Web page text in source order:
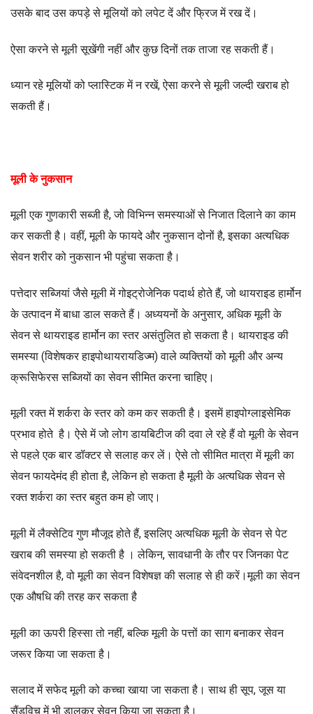
उसके बाद उस कपड़े से मूलियों को लपेट दें और फ्रिज में रख दें।
ऐसा करने से मूली सूखेंगी नहीं और कुछ दिनों तक ताजा रह सकती हैं।
ध्यान रहे मूलियों को प्लास्टिक में न रखें, ऐसा करने से मूली जल्दी खराब हो
सकती हैं।
मूली के नुकसान
मूली एक गुणकारी सब्जी है, जो विभिन्न समस्याओं से निजात दिलाने का काम
कर सकती है। वहीं, मूली के फायदे और नुकसान दोनों है, इसका अत्यधिक
सेवन शरीर को नुकसान भी पहुंचा सकता है।
पत्तेदार सब्जियां जैसे मूली में गोइट्रोजेनिक पदार्थ होते हैं, जो थायराइड हार्मोन
के उत्पादन में बाधा डाल सकते हैं। अध्ययनों के अनुसार, अधिक मूली के
सेवन से थायराइड हार्मोन का स्तर असंतुलित हो सकता है। थायराइड की
समस्या (विशेषकर हाइपोथायरायडिज्म) वाले व्यक्तियों को मूली और अन्य
क्रूसिफेरस सब्जियों का सेवन सीमित करना चाहिए।
मूली रक्त में शर्करा के स्तर को कम कर सकती है। इसमें हाइपोग्लाइसेमिक
प्रभाव होते है। ऐसे में जो लोग डायबिटीज की दवा ले रहे हैं वो मूली के सेवन
से पहले एक बार डॉक्टर से सलाह कर लें। ऐसे तो सीमित मात्रा में मूली का
सेवन फायदेमंद ही होता है, लेकिन हो सकता है मूली के अत्यधिक सेवन से
रक्त शर्करा का स्तर बहुत कम हो जाए।
मूली में लैक्सेटिव गुण मौजूद होते हैं, इसलिए अत्यधिक मूली के सेवन से पेट
खराब की समस्या हो सकती है । लेकिन, सावधानी के तौर पर जिनका पेट
संवेदनशील है, वो मूली का सेवन विशेषज्ञ की सलाह से ही करें।मूली का सेवन
एक औषधि की तरह कर सकता है
मूली का ऊपरी हिस्सा तो नहीं, बल्कि मूली के पत्तों का साग बनाकर सेवन
जरूर किया जा सकता है।
सलाद में सफेद मूली को कच्चा खाया जा सकता है। साथ ही सूप, जूस या
सैंडविच में भी डालकर सेवन किया जा सकता है।